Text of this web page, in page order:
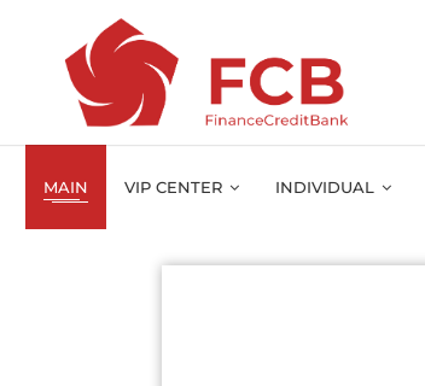
MAIN VIP CENTER INDIVIDUAL